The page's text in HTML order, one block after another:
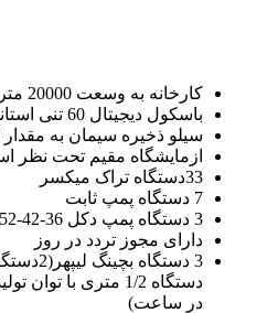
کارخانه به وسعت 20000 متر مربع
باسکول دیجیتال 60 تنی استاندارد
سیلو ذخیره سیمان به مقدار 2500تن
ازمایشگاه مقیم تحت نظر
33دستگاه تراک میکسر
7 دستگاه پمپ ثابت
3 دستگاه پمپ دکل 36-42-52 متری
دارای مجوز تردد در روز
در ساعت)